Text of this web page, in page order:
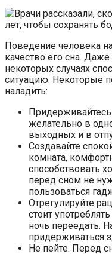
Поведение человека
качество его сна.
некоторых случаях
ситуацию. Некоторые
наладить:
желательно в
выходных и в
Создавайте
комната,
способствовать
перед сном не
пользоваться
Отрегулируйте
стоит
ночь переедать.
придерживаться
Не пейте. Перед